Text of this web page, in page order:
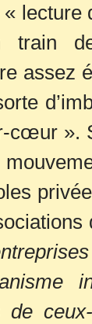
« lecture
train
assez
cœur ».
de